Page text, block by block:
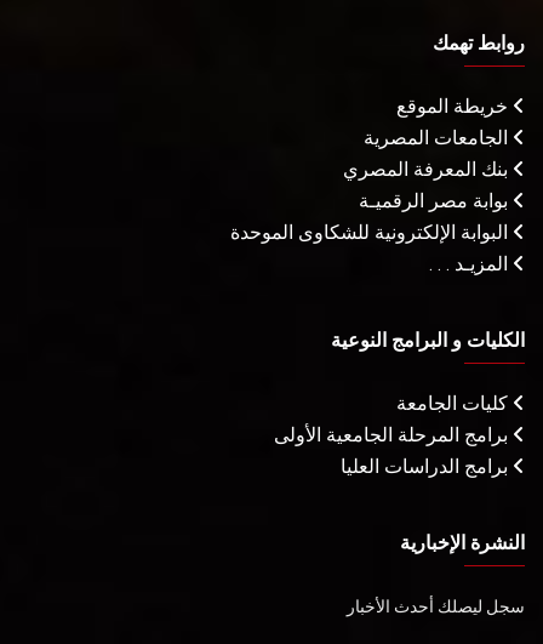
روابط تهمك
خريطة الموقع
الجامعات المصرية
بنك المعرفة المصري
بوابة مصر الرقميـة
البوابة الإلكترونية للشكاوى الموحدة
المزيـد . . .
الكليات و البرامج النوعية
كليات الجامعة
برامج المرحلة الجامعية الأولى
برامج الدراسات العليا
النشرة الإخبارية
سجل ليصلك أحدث الأخبار